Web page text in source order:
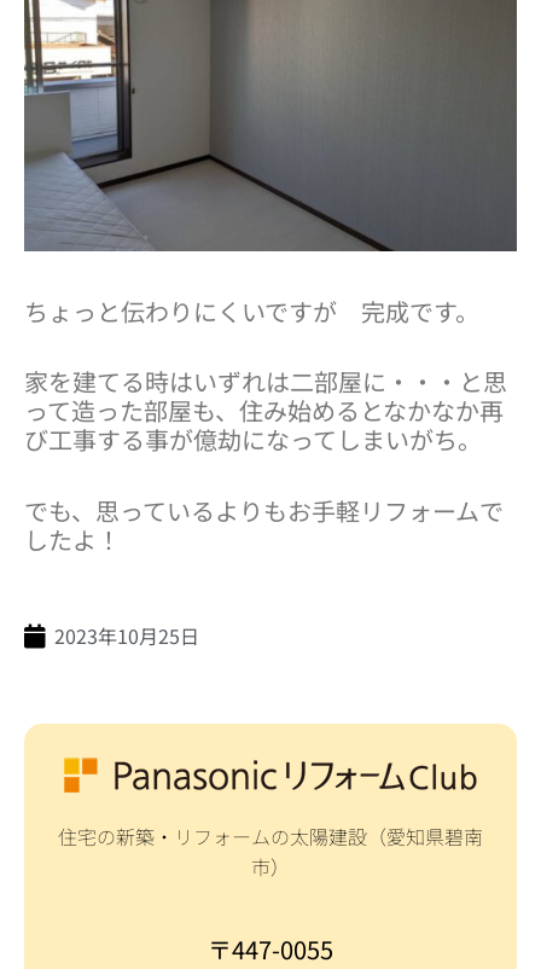
ちょっと伝わりにくいですが 完成です。
家を建てる時はいずれは二部屋に・・・と思
って造った部屋も、住み始めるとなかなか再
び工事する事が億劫になってしまいがち。
でも、思っているよりもお手軽リフォームで
したよ！
2023年10月25日
住宅の新築・リフォームの太陽建設（愛知県碧南
市）
〒447-0055